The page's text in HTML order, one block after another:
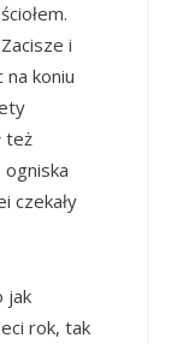
i
na koniu
też
czekały
jak
rok, tak